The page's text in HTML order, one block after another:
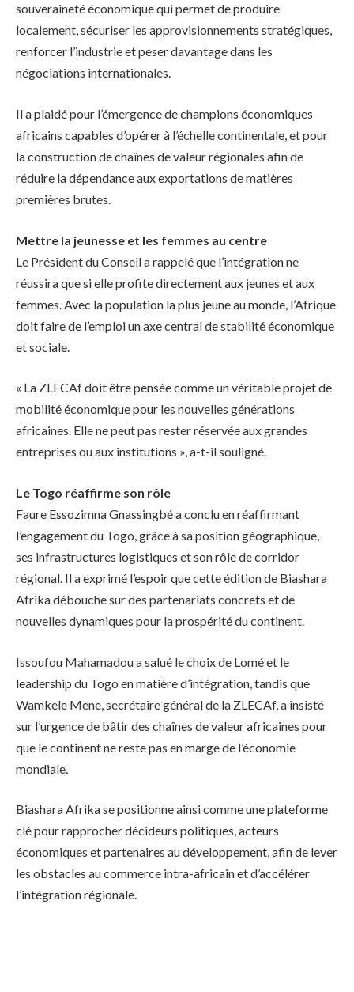
souveraineté économique qui permet de produire
localement, sécuriser les approvisionnements stratégiques,
renforcer l’industrie et peser davantage dans les
négociations internationales.
Il a plaidé pour l’émergence de champions économiques
africains capables d’opérer à l’échelle continentale, et pour
la construction de chaînes de valeur régionales afin de
réduire la dépendance aux exportations de matières
premières brutes.
Mettre la jeunesse et les femmes au centre
Le Président du Conseil a rappelé que l’intégration ne
réussira que si elle profite directement aux jeunes et aux
femmes. Avec la population la plus jeune au monde, l’Afrique
doit faire de l’emploi un axe central de stabilité économique
et sociale.
« La ZLECAf doit être pensée comme un véritable projet de
mobilité économique pour les nouvelles générations
africaines. Elle ne peut pas rester réservée aux grandes
entreprises ou aux institutions », a-t-il souligné.
Le Togo réaffirme son rôle
Faure Essozimna Gnassingbé a conclu en réaffirmant
l’engagement du Togo, grâce à sa position géographique,
ses infrastructures logistiques et son rôle de corridor
régional. Il a exprimé l’espoir que cette édition de Biashara
Afrika débouche sur des partenariats concrets et de
nouvelles dynamiques pour la prospérité du continent.
Issoufou Mahamadou a salué le choix de Lomé et le
leadership du Togo en matière d’intégration, tandis que
Wamkele Mene, secrétaire général de la ZLECAf, a insisté
sur l’urgence de bâtir des chaînes de valeur africaines pour
que le continent ne reste pas en marge de l’économie
mondiale.
Biashara Afrika se positionne ainsi comme une plateforme
clé pour rapprocher décideurs politiques, acteurs
économiques et partenaires au développement, afin de lever
les obstacles au commerce intra-africain et d’accélérer
l’intégration régionale.